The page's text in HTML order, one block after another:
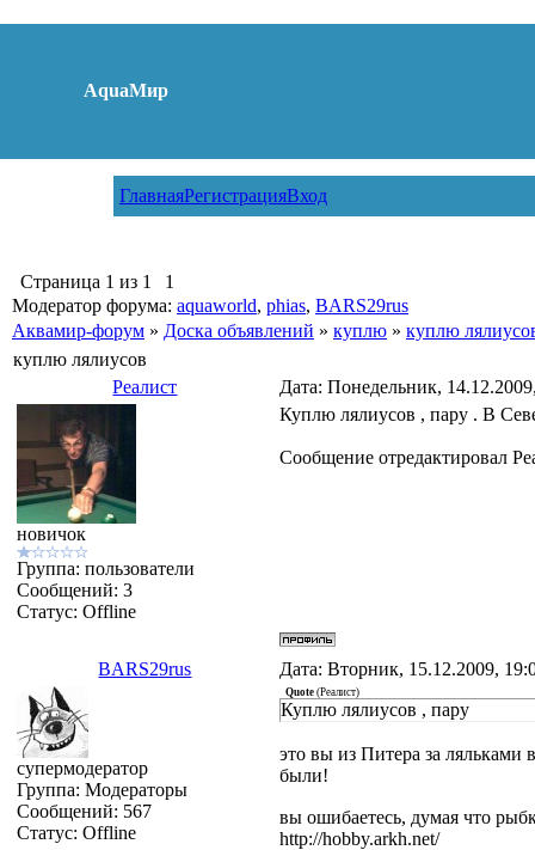
AquaМир
ГлавнаяРегистрацияВход
Страница 1 из 1
1
Модератор форума: aquaworld, phias, BARS29rus
Аквамир-форум » Доска объявлений » куплю » куплю
куплю лялиусов
Реалист
Дата: Понедельник,
новичок
Группа: пользователи
Сообщений: 3
Статус: Offline
Куплю лялиусов , пару . В
Сообщение отредактировал
BARS29rus Дата: Вторник, 15.12.2009,
супермодератор
Группа: Модераторы
Сообщений: 567
Статус: Offline
Quote(Реалист)
Куплю лялиусов , пару
это вы из Питера за ляльками
были!
вы ошибаетесь, думая что
http://hobby.arkh.net/